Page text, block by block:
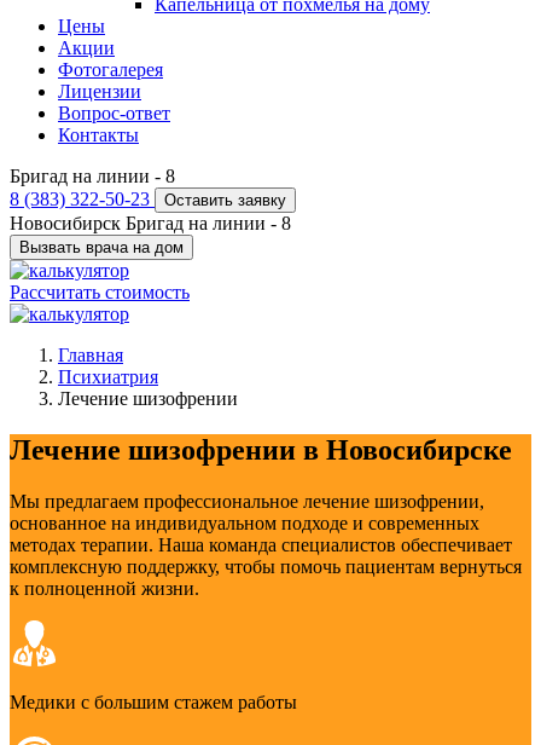
Капельница от похмелья на дому
Цены
Акции
Фотогалерея
Лицензии
Вопрос-ответ
Контакты
Бригад на линии - 8
8 (383) 322-50-23
Оставить заявку
Новосибирск Бригад на линии - 8
Вызвать врача на дом
Рассчитать стоимость
Главная
Психиатрия
Лечение шизофрении
Лечение шизофрении в Новосибирске
Мы предлагаем профессиональное лечение шизофрении,
основанное на индивидуальном подходе и современных
методах терапии. Наша команда специалистов обеспечивает
комплексную поддержку, чтобы помочь пациентам вернуться
к полноценной жизни.
Медики с большим стажем работы